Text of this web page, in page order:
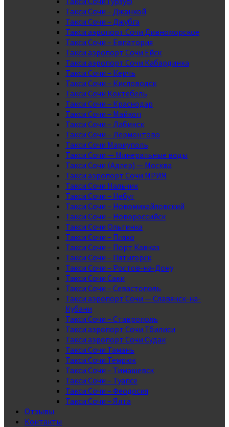
Такси Сочи – Джанкой
Такси Сочи – Джубга
Такси аэропорт Сочи Дивноморское
Такси Сочи – Евпатория
Такси аэропорт Сочи Ейск
Такси аэропорт Сочи Кабардинка
Такси Сочи – Керчь
Такси Сочи – Кисловодск
Такси Сочи Коктебель
Такси Сочи – Краснодар
Такси Сочи – Майкоп
Такси Сочи – Лабинск
Такси Сочи – Лермонтово
Такси Сочи Мариуполь
Такси Сочи — Минеральные воды
Такси Сочи (Адлер) — Москва
Такси аэропорт Сочи МРИЯ
Такси Сочи Нальчик
Такси Сочи – Небуг
Такси Сочи – Новомихайловский
Такси Сочи – Новороссийск
Такси Сочи Ольгинка
Такси Сочи – Пляхо
Такси Сочи – Порт Кавказ
Такси Сочи – Пятигорск
Такси Сочи – Ростов-на-Дону
Такси Сочи Саки
Такси Сочи – Севастополь
Такси аэропорт Сочи — Славянск-на-
Кубани
Такси Сочи – Ставрополь
Такси аэропорт Сочи Тбилиси
Такси аэропорт Сочи Судак
Такси Сочи Тамань
Такси Сочи Темрюк
Такси Сочи – Тимашевск
Такси Сочи – Туапсе
Такси Сочи – Феодосия
Такси Сочи – Ялта
Отзывы
Контакты